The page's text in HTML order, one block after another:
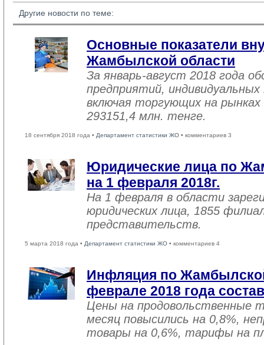
Другие новости по теме:
Основные показатели
Жамбылской области
За январь-август 2018 года
предприятий,
включая торгующих на рынках
293151,4 млн. тенге.
18 сентября 2018 года • Департамент статистики ЖО • комментариев 3
Юридические лица по
на 1 февраля 2018г.
На 1 февраля в области
юридических лица, 1855
представительств.
5 марта 2018 года • Департамент статистики ЖО • комментариев 4
Инфляция по
феврале 2018 года
Цены на продовольственные
месяц повысились на 0,8%,
товары на 0,6%, тарифы на